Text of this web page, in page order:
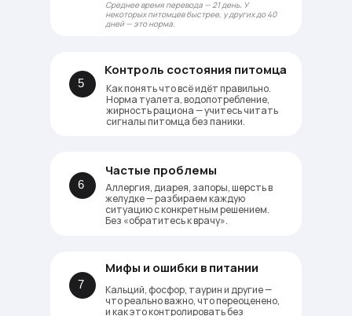
Как понять что всё идёт правильно.
Норма туалета, водопотребление,
жирность рациона — учитесь читать
сигналы питомца без паники.
Контроль состояния питомца
5
Аллергия, диарея, запоры, шерсть в
желудке — разбираем каждую
ситуацию с конкретным решением.
Без «обратитесь к врачу».
Частые проблемы
6
Кальций, фосфор, таурин и другие —
что реально важно, что переоценено,
и как это контролировать без
Мифы и ошибки в питании
7
Среднее время перевода — 21 день. У
некоторых питомцев быстрее, у других до 40
дней — это норма.